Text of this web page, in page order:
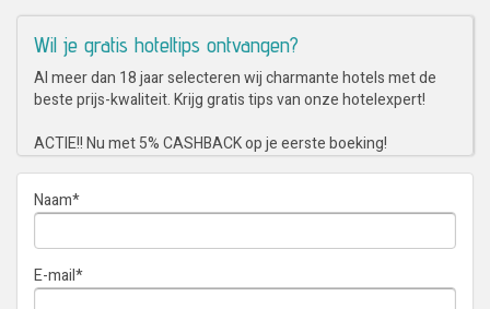
Wil je gratis hoteltips ontvangen?
Al meer dan 18 jaar selecteren wij charmante hotels met de
beste prijs-kwaliteit. Krijg gratis tips van onze hotelexpert!
ACTIE!! Nu met 5% CASHBACK op je eerste boeking!
Naam*
E-mail*